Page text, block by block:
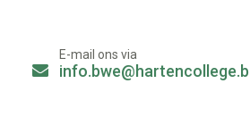
E-mail ons via